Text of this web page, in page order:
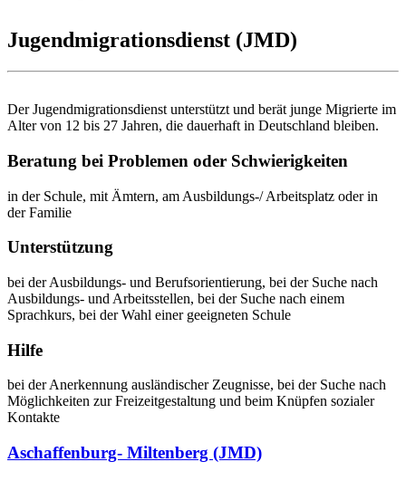
Jugendmigrationsdienst (JMD)
Der Jugendmigrationsdienst unterstützt und berät junge Migrierte im
Alter von 12 bis 27 Jahren, die dauerhaft in Deutschland bleiben.
Beratung bei Problemen oder Schwierigkeiten
in der Schule, mit Ämtern, am Ausbildungs-/ Arbeitsplatz oder in
der Familie
Unterstützung
bei der Ausbildungs- und Berufsorientierung, bei der Suche nach
Ausbildungs- und Arbeitsstellen, bei der Suche nach einem
Sprachkurs, bei der Wahl einer geeigneten Schule
Hilfe
bei der Anerkennung ausländischer Zeugnisse, bei der Suche nach
Möglichkeiten zur Freizeitgestaltung und beim Knüpfen sozialer
Kontakte
Aschaffenburg- Miltenberg (JMD)